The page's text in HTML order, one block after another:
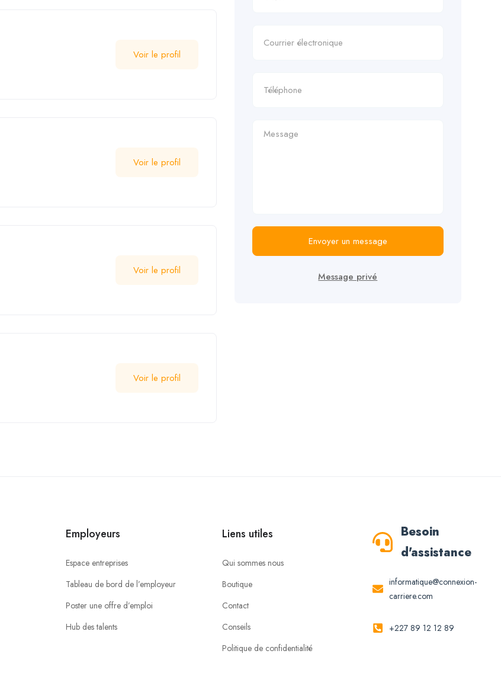
Voir le profil
Voir le profil
Voir le profil
Voir le profil
Envoyer un message
Message privé
Employeurs
Espace entreprises
Tableau de bord de l’employeur
Poster une offre d’emploi
Hub des talents
Liens utiles
Qui sommes nous
Boutique
Contact
Conseils
Politique de confidentialité
Besoin
d'assistance
informatique@connexion-
carriere.com
+227 89 12 12 89